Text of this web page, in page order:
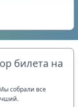
билета на
собрали все